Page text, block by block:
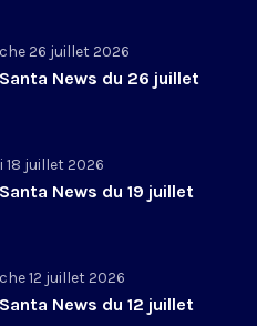
26 juillet 2026
News du 26 juillet
18 juillet 2026
News du 19 juillet
12 juillet 2026
News du 12 juillet